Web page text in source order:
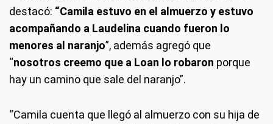
destacó: “Camila estuvo en el almuerzo y estuvo
acompañando a Laudelina cuando fueron lo
menores al naranjo”, además agregó que
“nosotros creemo que a Loan lo robaron porque
hay un camino que sale del naranjo”.
“Camila cuenta que llegó al almuerzo con su hija de